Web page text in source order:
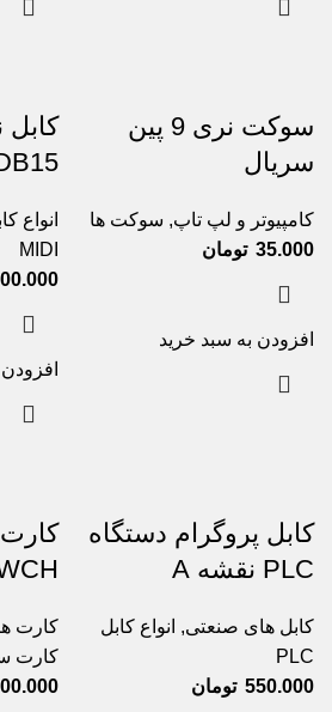
سوکت نری 9 پین
سریال
کامپیوتر و لپ تاپ, سوکت ها
35.000 تومان
افزودن به سبد خرید
کابل
انواع
MIDI
کابل پروگرام دستگاه
PLC نقشه A
کابل های صنعتی, انواع کابل
PLC
550.000 تومان
کارت
کارت